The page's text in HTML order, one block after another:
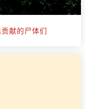
献的尸体们